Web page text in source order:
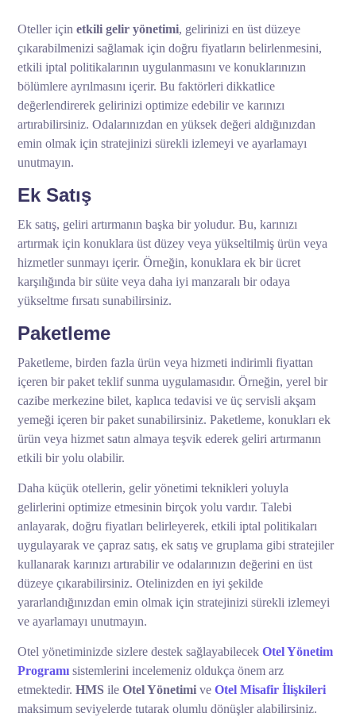
Oteller içinetkili gelir yönetimi, gelirinizi en üst düzeye
çıkarabilmenizi sağlamak için doğru fiyatların belirlenmesini,
etkili iptal politikalarının uygulanmasını ve konuklarınızın
bölümlere ayrılmasını içerir. Bu faktörleri dikkatlice
değerlendirerek gelirinizi optimize edebilir ve karınızı
artırabilirsiniz. Odalarınızdan en yüksek değeri aldığınızdan
emin olmak için stratejinizi sürekli izlemeyi ve ayarlamayı
unutmayın.
Ek Satış
Ek satış, geliri artırmanın başka bir yoludur. Bu, karınızı
artırmak için konuklara üst düzey veya yükseltilmiş ürün veya
hizmetler sunmayı içerir. Örneğin, konuklara ek bir ücret
karşılığında bir süite veya daha iyi manzaralı bir odaya
yükseltme fırsatı sunabilirsiniz.
Paketleme
Paketleme, birden fazla ürün veya hizmeti indirimli fiyattan
içeren bir paket teklif sunma uygulamasıdır. Örneğin, yerel bir
cazibe merkezine bilet, kaplıca tedavisi ve üç servisli akşam
yemeği içeren bir paket sunabilirsiniz. Paketleme, konukları ek
ürün veya hizmet satın almaya teşvik ederek geliri artırmanın
etkili bir yolu olabilir.
Daha küçük otellerin, gelir yönetimi teknikleri yoluyla
gelirlerini optimize etmesinin birçok yolu vardır. Talebi
anlayarak, doğru fiyatları belirleyerek, etkili iptal politikaları
uygulayarak ve çapraz satış, ek satış ve gruplama gibi stratejiler
kullanarak karınızı artırabilir ve odalarınızın değerini en üst
düzeye çıkarabilirsiniz. Otelinizden en iyi şekilde
yararlandığınızdan emin olmak için stratejinizi sürekli izlemeyi
ve ayarlamayı unutmayın.
Otel yönetiminizde sizlere destek sağlayabilecekOtel Yönetim
Programısistemlerini incelemeniz oldukça önem arz
etmektedir.HMS ileOtel Yönetimi veOtel Misafir İlişkileri
maksimum seviyelerde tutarak olumlu dönüşler alabilirsiniz.